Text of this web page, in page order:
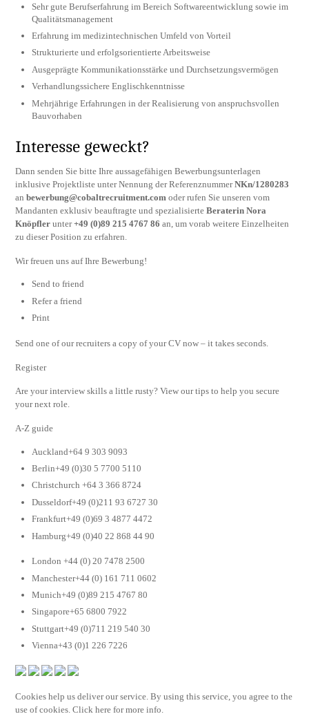
Sehr gute Berufserfahrung im Bereich Softwareentwicklung sowie im
Qualitätsmanagement
Erfahrung im medizintechnischen Umfeld von Vorteil
Strukturierte und erfolgsorientierte Arbeitsweise
Ausgeprägte Kommunikationsstärke und Durchsetzungsvermögen
Verhandlungssichere Englischkenntnisse
Mehrjährige Erfahrungen in der Realisierung von anspruchsvollen
Bauvorhaben
Interesse geweckt?
Dann senden Sie bitte Ihre aussagefähigen Bewerbungsunterlagen
inklusive Projektliste unter Nennung der ReferenznummerNKn/1280283
anbewerbung@cobaltrecruitment.com oder rufen Sie unseren vom
Mandanten exklusiv beauftragte und spezialisierteBeraterin Nora
Knöpfler unter+49 (0)89 215 4767 86 an, um vorab weitere Einzelheiten
zu dieser Position zu erfahren.
Wir freuen uns auf Ihre Bewerbung!
Send to friend
Refer a friend
Print
Send one of our recruiters a copy of your CV now – it takes seconds.
Register
Are your interview skills a little rusty? View our tips to help you secure
your next role.
A-Z guide
Auckland+64 9 303 9093
Berlin+49 (0)30 5 7700 5110
Christchurch +64 3 366 8724
Dusseldorf+49 (0)211 93 6727 30
Frankfurt+49 (0)69 3 4877 4472
Hamburg+49 (0)40 22 868 44 90
London +44 (0) 20 7478 2500
Manchester+44 (0) 161 711 0602
Munich+49 (0)89 215 4767 80
Singapore+65 6800 7922
Stuttgart+49 (0)711 219 540 30
Vienna+43 (0)1 226 7226
Cookies help us deliver our service. By using this service, you agree to the
use of cookies. Click here for more info.